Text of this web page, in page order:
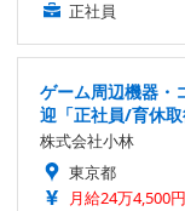
正社員
ゲーム周辺機器・
迎「正社員/育休
株式会社小林
東京都
月給24万4,500